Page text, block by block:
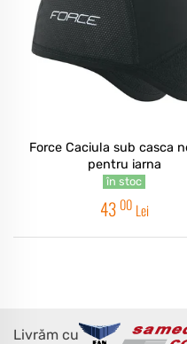
Force Caciula sub casca
pentru iarna
în stoc
43 00 Lei
Livrăm cu